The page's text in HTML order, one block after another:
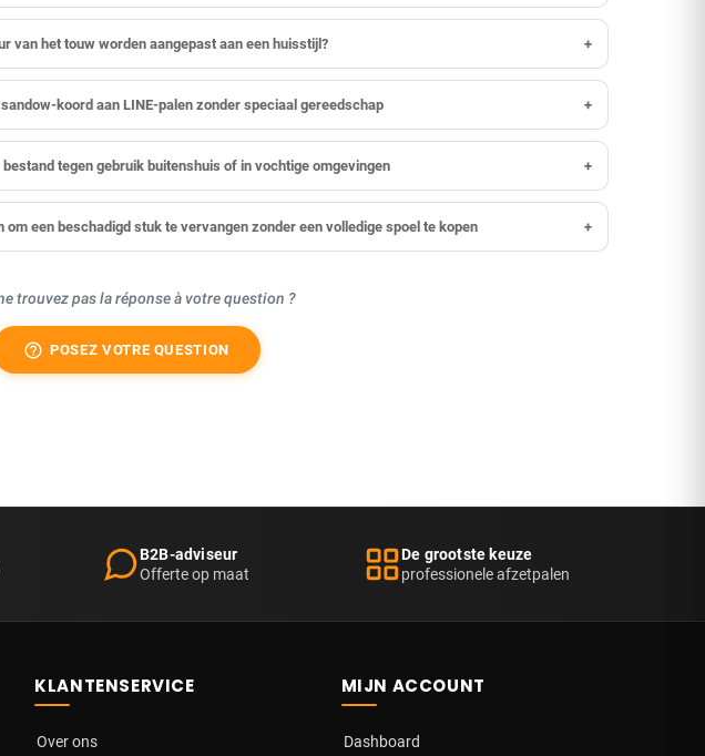
van het touw worden aangepast aan een huisstijl? +
koord aan LINE-palen zonder speciaal gereedschap +
tegen gebruik buitenshuis of in vochtige omgevingen +
een beschadigd stuk te vervangen zonder een volledige spoel te kopen +
trouvez pas la réponse à votre question ?
help_outline POSEZ VOTRE QUESTION
B2B-adviseur
Offerte op maat
De grootste keuze
professionele afzetpalen
KLANTENSERVICE
Over ons
MIJN ACCOUNT
Dashboard